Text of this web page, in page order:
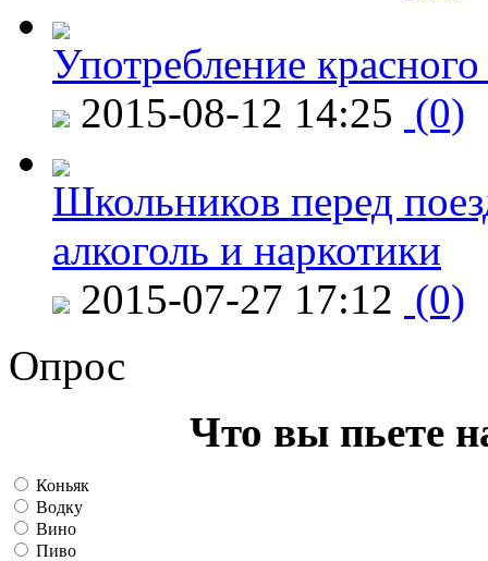
Употребление
2015-08-12 14:25 (0)
Школьников перед
алкоголь и наркотики
2015-07-27 17:12 (0)
Опрос
Что вы пьете
Коньяк
Водку
Вино
Пиво